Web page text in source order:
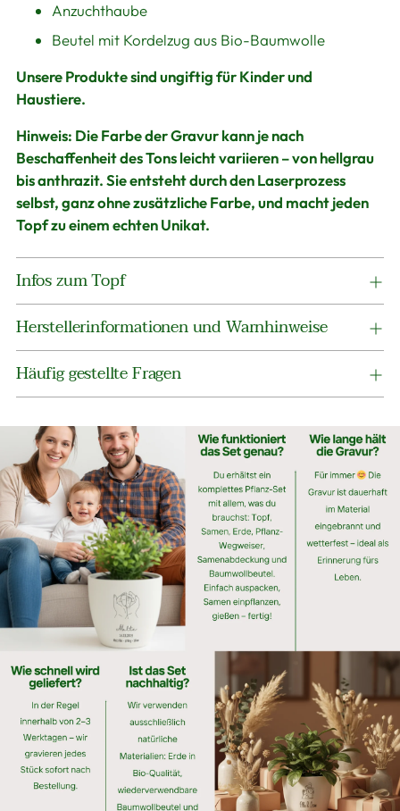
Anzuchthaube
Beutel mit Kordelzug aus Bio-Baumwolle
Unsere Produkte sind ungiftig für Kinder und
Haustiere.
Hinweis: Die Farbe der Gravur kann je nach
Beschaffenheit des Tons leicht variieren – von hellgrau
bis anthrazit. Sie entsteht durch den Laserprozess
selbst, ganz ohne zusätzliche Farbe, und macht jeden
Topf zu einem echten Unikat.
Infos zum Topf
Herstellerinformationen und Warnhinweise
Häufig gestellte Fragen